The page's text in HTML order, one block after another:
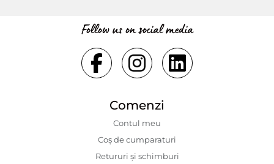
Follow us on social media
Comenzi
Contul meu
Coș de cumparaturi
Retururi și schimburi